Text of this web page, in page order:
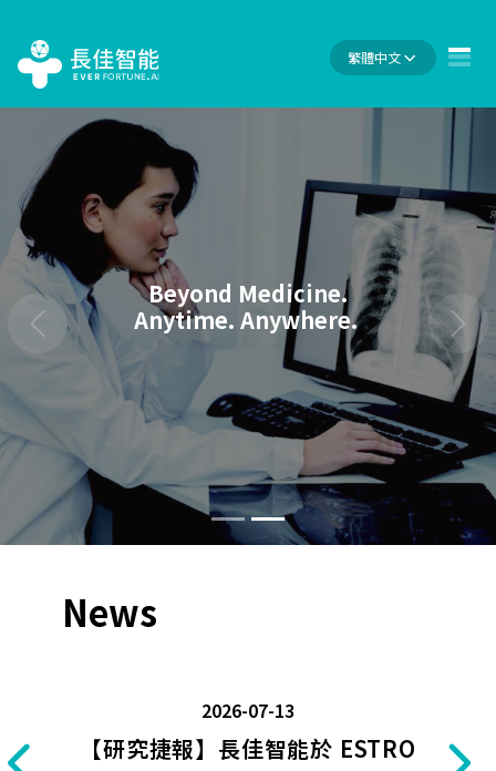
繁體中文
Beyond Medicine.
Anytime. Anywhere.
News
2026-07-13
【研究捷報】長佳智能於 ESTRO